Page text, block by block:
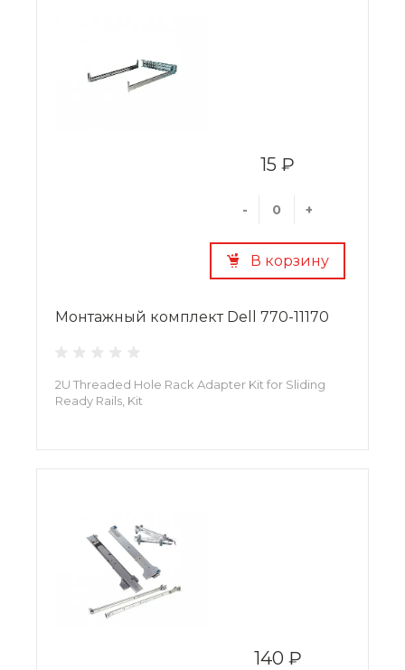
15 ₽
- +
В корзину
Монтажный комплект Dell 770-11170
2U Threaded Hole Rack Adapter Kit for Sliding
Ready Rails, Kit
140 ₽